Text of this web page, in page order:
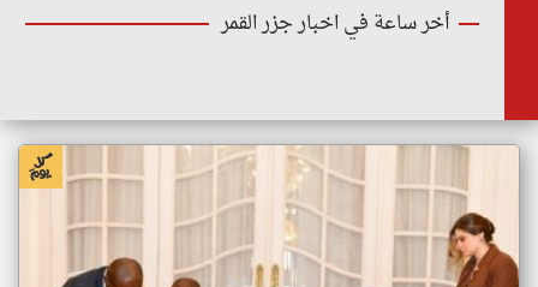
أخر ساعة في اخبار جزر القمر